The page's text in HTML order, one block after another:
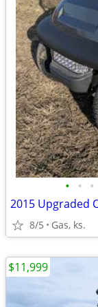
• • •
2015 Upgraded
8/5 Gas, ks.
$11,999